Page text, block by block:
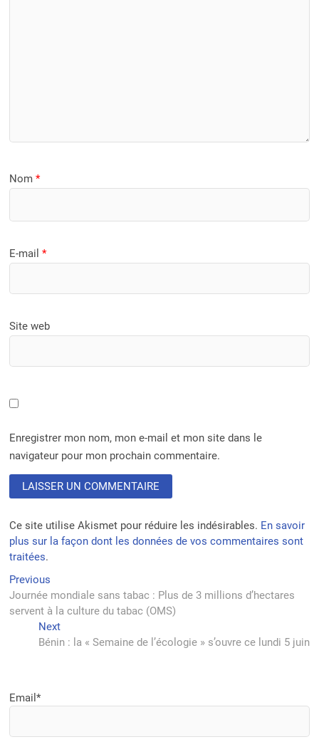
Nom*
E-mail*
Site web
Enregistrer mon nom, mon e-mail et mon site dans le
navigateur pour mon prochain commentaire.
Ce site utilise Akismet pour réduire les indésirables. En savoir
plus sur la façon dont les données de vos commentaires sont
traitées.
Navigation
de
l’article
Previous
post:
Journée mondiale sans tabac : Plus de 3 millions d’hectares
servent à la culture du tabac (OMS)
NextNext
post:
Bénin : la « Semaine de l’écologie » s’ouvre ce lundi 5 juin
Email*